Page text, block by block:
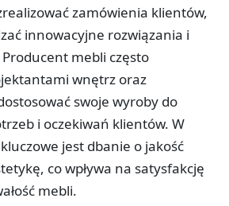
zamówienia klientów,
innowacyjne rozwiązania i
mebli często
wnętrz oraz
swoje wyroby do
i oczekiwań klientów. W
jest dbanie o jakość
co wpływa na satysfakcję
mebli.